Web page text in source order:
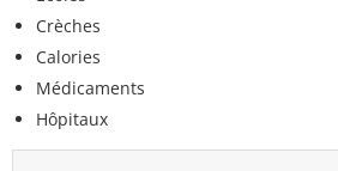
Crèches
Calories
Médicaments
Hôpitaux